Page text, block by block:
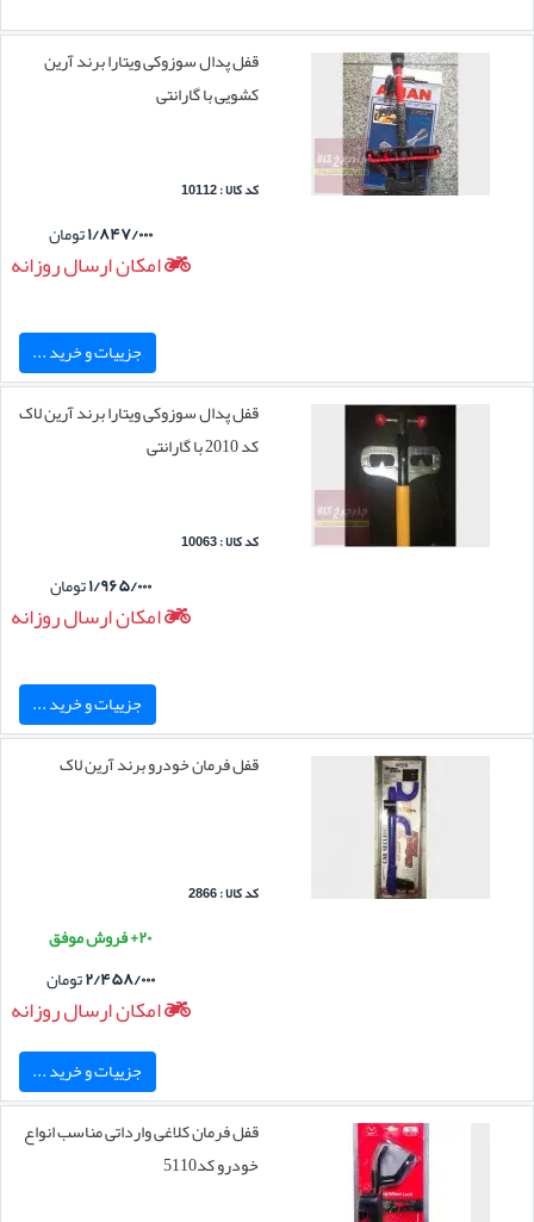
قفل پدال سوزوکی ویتارا برند آرین
کشویی با گارانتی
کد کالا : 10112
۱/۸۴۷/۰۰۰تومان
امکان ارسال روزانه
جزییات و خرید ...
قفل پدال سوزوکی ویتارا برند آرین لاک
کد 2010 با گارانتی
کد کالا : 10063
۱/۹۶۵/۰۰۰تومان
امکان ارسال روزانه
جزییات و خرید ...
قفل فرمان خودرو برند آرین لاک
کد کالا : 2866
۲۰+ فروش موفق
۲/۴۵۸/۰۰۰تومان
امکان ارسال روزانه
جزییات و خرید ...
قفل فرمان کلاغی وارداتی مناسب انواع
خودرو کد5110